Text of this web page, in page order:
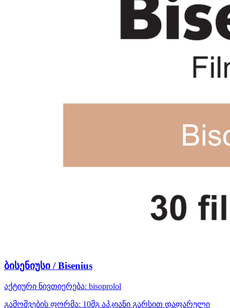
ბისენიუსი / Bisenius
აქტიური ნივთიერება: bisoprolol
გამოშვების ფორმა: 10მგ აპკიანი გარსით დაფარული